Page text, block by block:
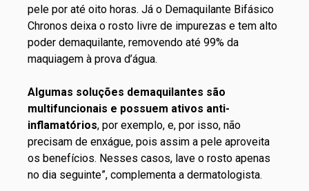
pele por até oito horas. Já o Demaquilante Bifásico
Chronos deixa o rosto livre de impurezas e tem alto
poder demaquilante, removendo até 99% da
maquiagem à prova d’água.
Algumas soluções demaquilantes são
multifuncionais e possuem ativos anti-
inflamatórios, por exemplo, e, por isso, não
precisam de enxágue, pois assim a pele aproveita
os benefícios. Nesses casos, lave o rosto apenas
no dia seguinte”, complementa a dermatologista.